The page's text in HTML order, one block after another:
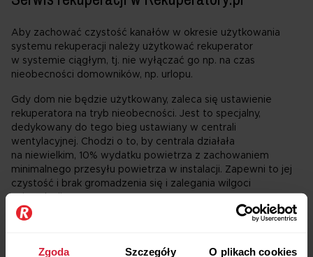
Zgoda Szczegóły O plikach cookies
Aby zachować czystość kanałów w okresie użytkowania
systemu rekuperacji należy użytkować rekuperator
w systemie ciągłym, tj. nie wyłączać go np. na czas
nieobecności domowników, np. urlopu.
Gdy dom nie będzie użytkowany, zaleca się ustawienie
rekuperatora na tryb nieobecności. Jest to specjalny,
dedykowany do tego bieg ustawiany w centrali
wentylacyjnej. Chodzi o to, by centrala działała
na niewielkim, 10% wydatku powietrza z zachowaniem
minimalnego przesyłu powietrza w instalacji. Zapewni to jej
czystość i brak gromadzenia się i zalegania wilgoci
Serwis techniczny rekuperatora należy wykonać, podobnie
w roku.